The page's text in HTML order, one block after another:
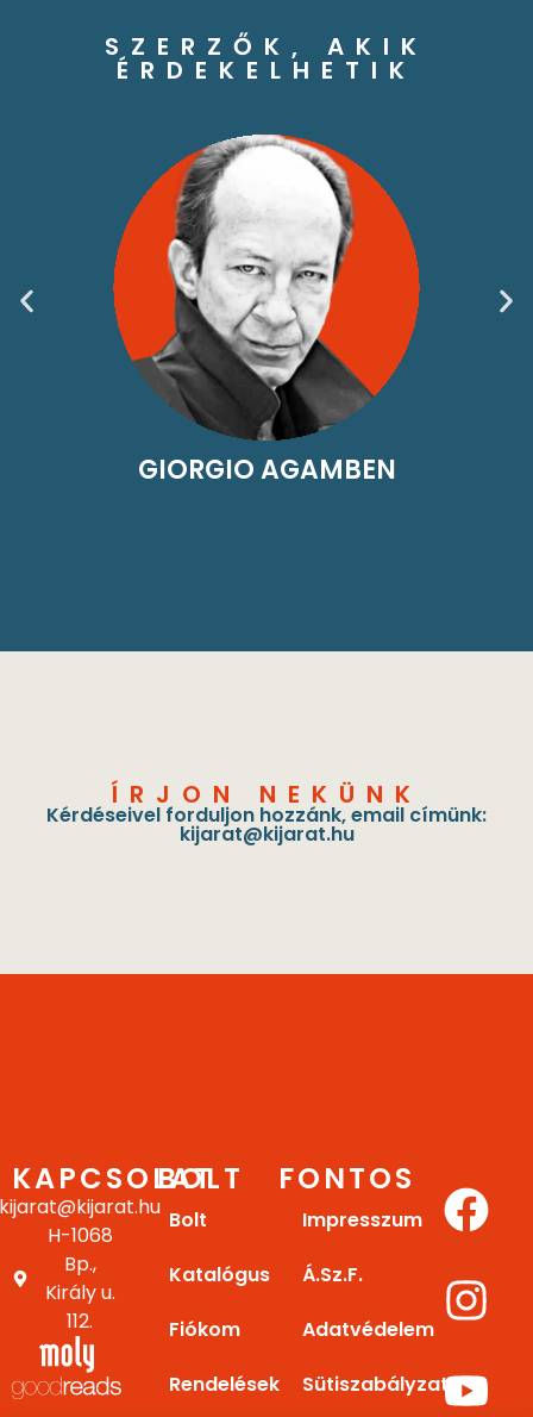
SZERZŐK, AKIK
ÉRDEKELHETIK
GIORGIO AGAMBEN
ÍRJON NEKÜNK
Kérdéseivel forduljon hozzánk, email címünk:
kijarat@kijarat.hu
KAPCSOLAT
kijarat@kijarat.hu
H-1068
Bp.,
Király u.
112.
BOLT
Bolt
Katalógus
Fiókom
Rendelések
FONTOS
Impresszum
Á.Sz.F.
Adatvédelem
Sütiszabályzat